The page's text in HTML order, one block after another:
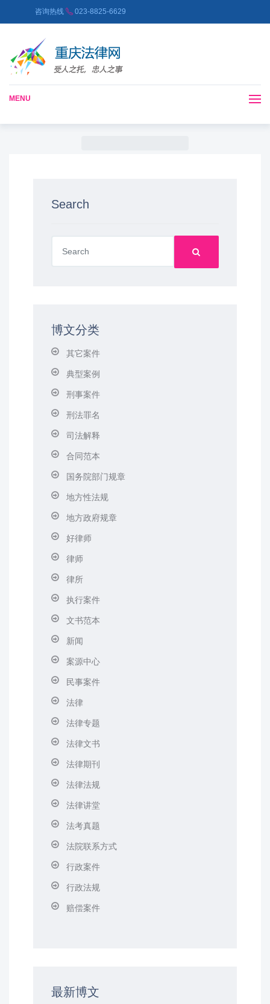
咨询热线 023-8825-6629
MENU
Search
博文分类
其它案件
典型案例
刑事案件
刑法罪名
司法解释
合同范本
国务院部门规章
地方性法规
地方政府规章
好律师
律师
律所
执行案件
文书范本
新闻
案源中心
民事案件
法律
法律专题
法律文书
法律期刊
法律法规
法律讲堂
法考真题
法院联系方式
行政案件
行政法规
赔偿案件
最新博文